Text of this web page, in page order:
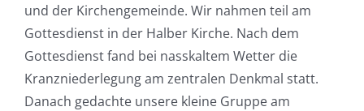
und der Kirchengemeinde. Wir nahmen teil am
Gottesdienst in der Halber Kirche. Nach dem
Gottesdienst fand bei nasskaltem Wetter die
Kranzniederlegung am zentralen Denkmal statt.
Danach gedachte unsere kleine Gruppe am